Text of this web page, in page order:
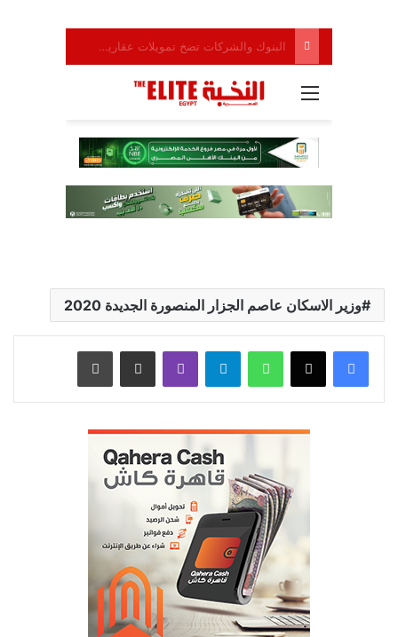
وزير الاسكان عاصم الجزار المنصورة الجديدة 2020
واتساب تيلقرام ڤايبر مشاركة عبر البريد طباعة